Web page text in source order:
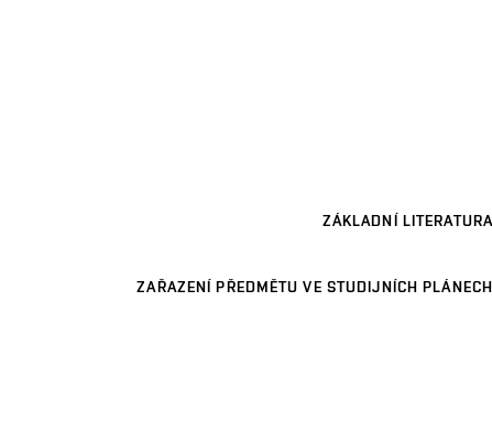
ZÁKLADNÍ LITERATURA
ZAŘAZENÍ PŘEDMĚTU VE STUDIJNÍCH PLÁNECH